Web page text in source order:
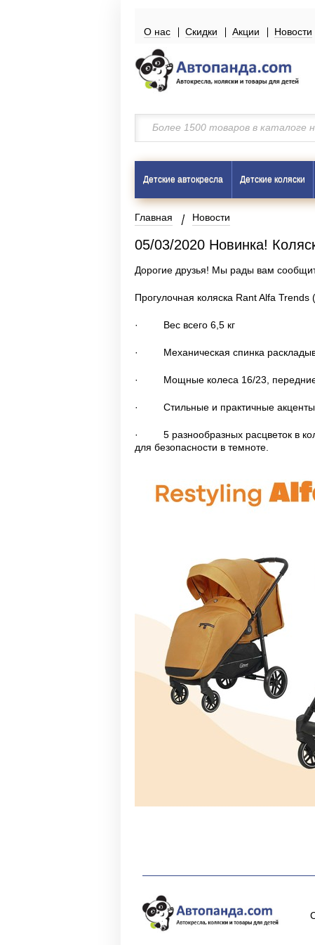
О нас Скидки Акции Новости
Детские автокресла Детские коляски
Главная Новости
05/03/2020 Новинка!
Дорогие друзья! Мы рады вам
Прогулочная коляска Rant Alfa
· Вес всего 6,5 кг
· Механическая спинка
· Мощные колеса 16/23, передние
· Стильные и практичные акценты
· 5 разнообразных расцветок в
для безопасности в темноте.